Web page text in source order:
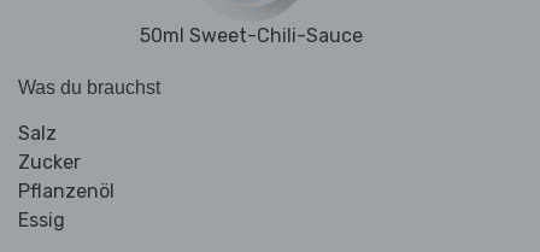
50ml Sweet-Chili-Sauce
Was du brauchst
Salz
Zucker
Pflanzenöl
Essig